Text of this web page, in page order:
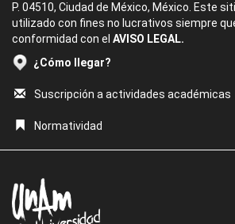
P. 04510, Ciudad de México, México. Este
utilizado con fines no lucrativos siempre
conformidad con el AVISO LEGAL.
¿Cómo llegar?
Suscripción a actividades académicas
Normatividad